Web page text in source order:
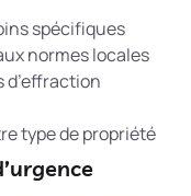
spécifiques
normes locales
type de propriété